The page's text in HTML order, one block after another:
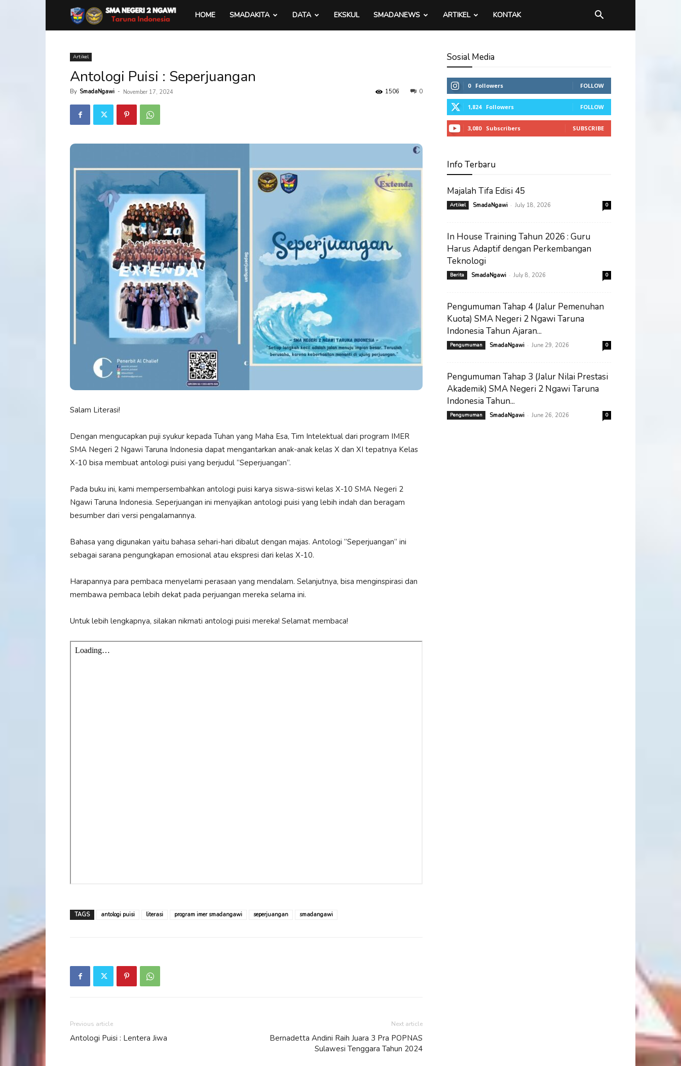
SMA
2
HOME SMADAKITA DATA EKSKUL SMADANEWS ARTIKEL KONTAK
Artikel
Antologi Puisi : Seperjuangan
By SmadaNgawi - November 17, 2024 0
1506
Salam Literasi!
Dengan mengucapkan puji syukur kepada Tuhan yang Maha Esa, Tim Intelektual dari program IMER
SMA Negeri 2 Ngawi Taruna Indonesia dapat mengantarkan anak-anak kelas X dan XI tepatnya Kelas
X-10 bisa membuat antologi puisi yang berjudul ”Seperjuangan”.
Pada buku ini, kami mempersembahkan antologi puisi karya siswa-siswi kelas X-10 SMA Negeri 2
Ngawi Taruna Indonesia. Seperjuangan ini menyajikan antologi puisi yang lebih indah dan beragam
besumber dari versi pengalamannya.
Bahasa yang digunakan yaitu bahasa sehari-hari dibalut dengan majas. Antologi ”Seperjuangan” ini
sebagai sarana pengungkapan emosional atau ekspresi dari kelas X-10.
Harapannya para pembaca menyelami perasaan yang mendalam. Selanjutnya, bisa menginspirasi dan
membawa pembaca lebih dekat pada perjuangan mereka selama ini.
Untuk lebih lengkapnya, silakan nikmati antologi puisi mereka! Selamat membaca!
TAGS antologi puisi literasi program imer smadangawi seperjuangan smadangawi
Previous article
Antologi Puisi : Lentera Jiwa
Next article
Bernadetta Andini Raih Juara 3 Pra POPNAS
Sulawesi Tenggara Tahun 2024
Sosial Media
0 Followers FOLLOW
1,824 Followers FOLLOW
3,080 Subscribers SUBSCRIBE
Info Terbaru
Majalah Tifa Edisi 45
Artikel SmadaNgawi - July 18, 2026 0
In House Training Tahun 2026 : Guru
Harus Adaptif dengan Perkembangan
Teknologi
Berita SmadaNgawi - July 8, 2026 0
Pengumuman Tahap 4 (Jalur Pemenuhan
Kuota) SMA Negeri 2 Ngawi Taruna
Indonesia Tahun Ajaran...
Pengumuman SmadaNgawi - June 29, 2026 0
Pengumuman Tahap 3 (Jalur Nilai Prestasi
Akademik) SMA Negeri 2 Ngawi Taruna
Indonesia Tahun...
Pengumuman SmadaNgawi - June 26, 2026 0